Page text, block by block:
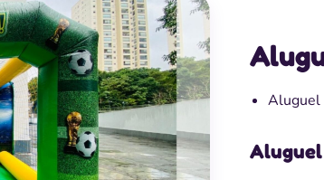
Aluguel
Aluguel